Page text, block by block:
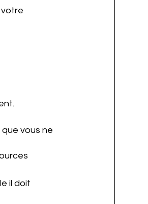
vous ne
il doit